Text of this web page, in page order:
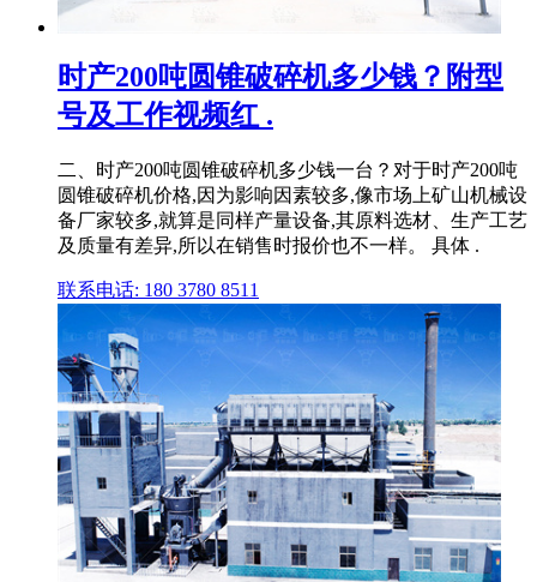
时产200吨圆锥破碎机多少钱？附型
号及工作视频红 .
二、时产200吨圆锥破碎机多少钱一台？对于时产200吨
圆锥破碎机价格,因为影响因素较多,像市场上矿山机械设
备厂家较多,就算是同样产量设备,其原料选材、生产工艺
及质量有差异,所以在销售时报价也不一样。 具体 .
联系电话: 180 3780 8511